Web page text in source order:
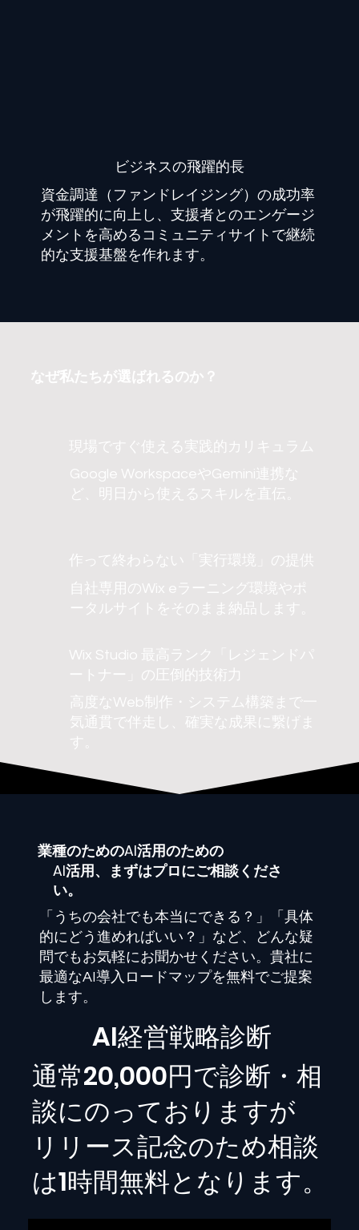
​ビジネスの飛躍的長
資金調達（ファンドレイジング）の成功率
が飛躍的に向上し、支援者とのエンゲージ
メントを高めるコミュニティサイトで継続
的な支援基盤を作れます。
なぜ私たちが選ばれるのか？
現場ですぐ使える実践的カリキュラム
Google WorkspaceやGemini連携な
ど、明日から使えるスキルを直伝。
作って終わらない「実行環境」の提供
自社専用のWix eラーニング環境やポ
ータルサイトをそのまま納品します。
Wix Studio 最高ランク「レジェンドパ
ートナー」の圧倒的技術力
高度なWeb制作・システム構築まで一
気通貫で伴走し、確実な成果に繋げま
す。
業種のためのAI活用のための
AI活用、まずはプロにご相談くださ
い。
「うちの会社でも本当にできる？」「具体
的にどう進めればいい？」など、どんな疑
問でもお気軽にお聞かせください。貴社に
最適なAI導入ロードマップを無料でご提案
します。
​AI経営戦略診断
通常20,000円で診断・相
談にのっておりますが
リリース記念のため相談
は1時間無料となります。